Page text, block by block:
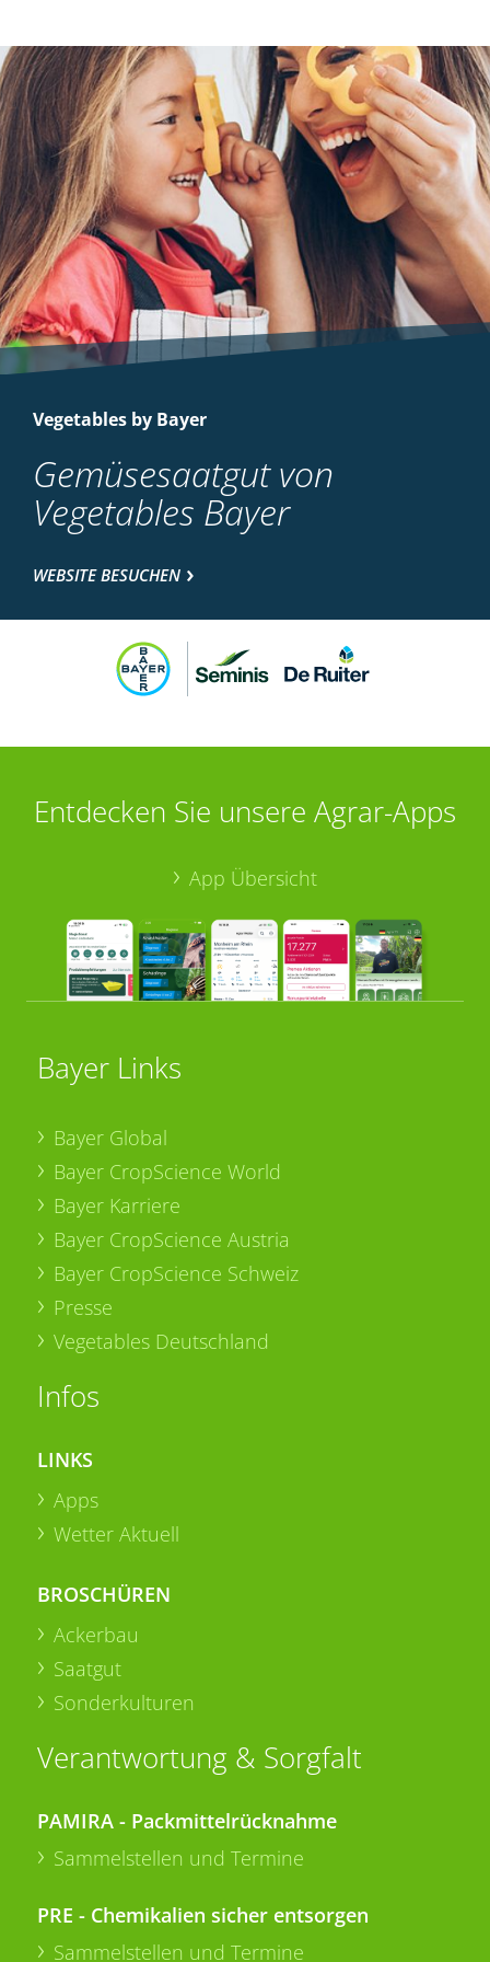
Vegetables by Bayer
Gemüsesaatgut von
Vegetables Bayer
WEBSITE BESUCHEN
Entdecken Sie unsere Agrar-Apps
App Übersicht
Bayer Links
Bayer Global
Bayer CropScience World
Bayer Karriere
Bayer CropScience Austria
Bayer CropScience Schweiz
Presse
Vegetables Deutschland
Infos
LINKS
Apps
Wetter Aktuell
BROSCHÜREN
Ackerbau
Saatgut
Sonderkulturen
Verantwortung & Sorgfalt
PAMIRA - Packmittelrücknahme
Sammelstellen und Termine
PRE - Chemikalien sicher entsorgen
Sammelstellen und Termine